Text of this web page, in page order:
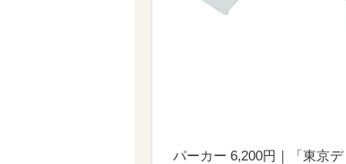
パーカー 6,200円｜「東京